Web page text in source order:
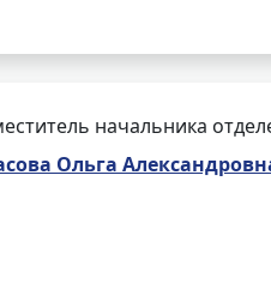
начальника
Ольга